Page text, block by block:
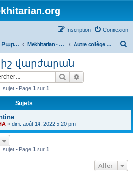
Connexion
Inscription
Bienvenue - Բարի եկաք Mekhitarian - Մխիթարեան Autre collège - Ուրիշ վարժարան
վարժարան
Rechercher
sujet • Page 1 sur 1
Sujets
« dim. août 14, 2022 5:20 pm
sujet • Page 1 sur 1
Aller